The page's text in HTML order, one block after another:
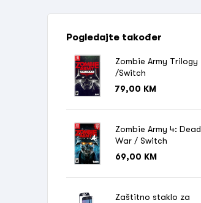
Pogledajte također
Zombie Army Trilogy
/Switch
79,00 KM
Zombie Army 4: Dead
War / Switch
69,00 KM
Zaštitno staklo za